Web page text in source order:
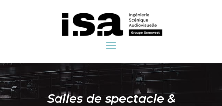
Salles de spectacle &